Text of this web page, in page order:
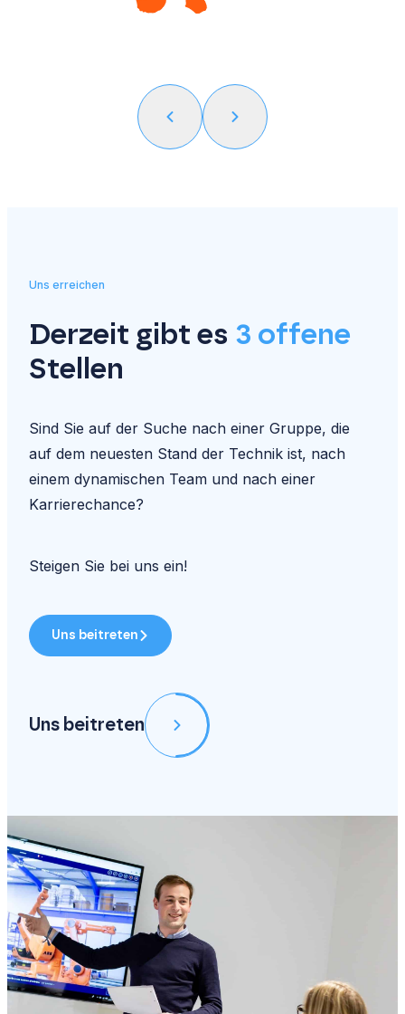
Uns erreichen
Derzeit gibt es 3 offene
Stellen
Sind Sie auf der Suche nach einer Gruppe, die
auf dem neuesten Stand der Technik ist, nach
einem dynamischen Team und nach einer
Karrierechance?
Steigen Sie bei uns ein!
Uns beitreten
Uns beitreten